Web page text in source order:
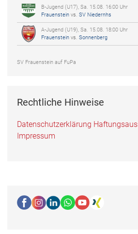
B-Jugend (U17), Sa. 15.08. 16:00 Uhr
Frauenstein vs. SV Niedernhs
A-Jugend (U19), Sa. 15.08. 18:00 Uhr
Frauenstein vs. Sonnenberg
SV Frauenstein auf FuPa
Rechtliche Hinweise
Datenschutzerklärung
Impressum